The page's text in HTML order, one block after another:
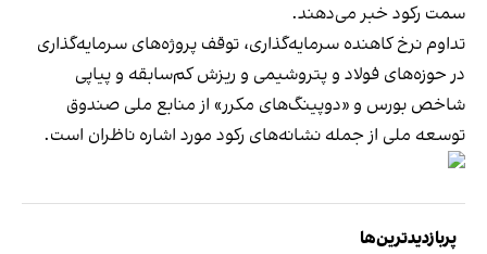
سمت رکود خبر می‌دهند.
تداوم نرخ کاهنده سرمایه‌گذاری، توقف پروژه‌های سرمایه‌گذاری
در حوزه‌های فولاد و پتروشیمی و ریزش کم‌سابقه و پیاپی
شاخص بورس و «دوپینگ‌های مکرر» از منابع ملی صندوق
توسعه ملی از جمله نشانه‌های رکود مورد اشاره ناظران است.
پربازدیدترین‌ها